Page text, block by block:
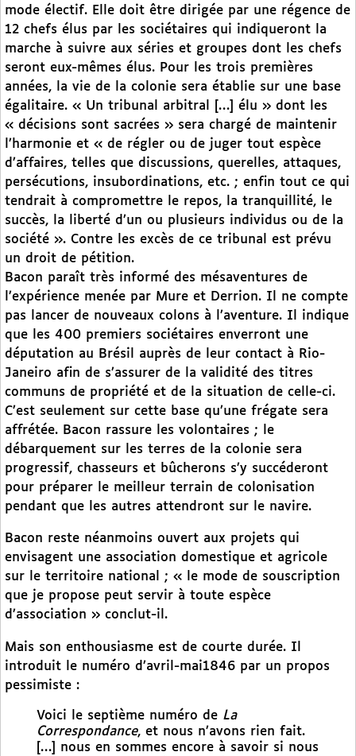
mode électif. Elle doit être dirigée par une régence de
12 chefs élus par les sociétaires qui indiqueront la
marche à suivre aux séries et groupes dont les chefs
seront eux-mêmes élus. Pour les trois premières
années, la vie de la colonie sera établie sur une base
égalitaire. « Un tribunal arbitral […] élu » dont les
« décisions sont sacrées » sera chargé de maintenir
l’harmonie et « de régler ou de juger tout espèce
d’affaires, telles que discussions, querelles, attaques,
persécutions, insubordinations, etc. ; enfin tout ce qui
tendrait à compromettre le repos, la tranquillité, le
succès, la liberté d’un ou plusieurs individus ou de la
société ». Contre les excès de ce tribunal est prévu
un droit de pétition.
Bacon paraît très informé des mésaventures de
l’expérience menée par Mure et Derrion. Il ne compte
pas lancer de nouveaux colons à l’aventure. Il indique
que les 400 premiers sociétaires enverront une
députation au Brésil auprès de leur contact à Rio-
Janeiro afin de s’assurer de la validité des titres
communs de propriété et de la situation de celle-ci.
C’est seulement sur cette base qu’une frégate sera
affrétée. Bacon rassure les volontaires ; le
débarquement sur les terres de la colonie sera
progressif, chasseurs et bûcherons s’y succéderont
pour préparer le meilleur terrain de colonisation
pendant que les autres attendront sur le navire.
Bacon reste néanmoins ouvert aux projets qui
envisagent une association domestique et agricole
sur le territoire national ; « le mode de souscription
que je propose peut servir à toute espèce
d’association » conclut-il.
Mais son enthousiasme est de courte durée. Il
introduit le numéro d’avril-mai1846 par un propos
pessimiste :
Voici le septième numéro de La
Correspondance, et nous n’avons rien fait.
[…] nous en sommes encore à savoir si nous